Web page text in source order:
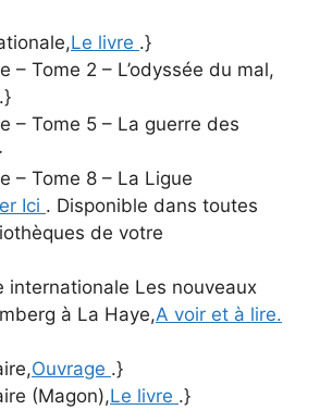
Le livre .}
– Tome 2 – L’odyssée du mal,
.}
– Tome 5 – La guerre des
– Tome 8 – La Ligue
Ici . Disponible dans toutes
de votre
internationale Les nouveaux
à La Haye,A voir et à lire.
Ouvrage .}
(Magon),Le livre .}